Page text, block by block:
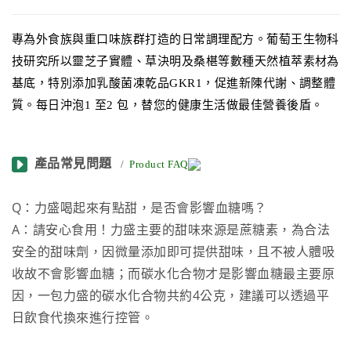
專為外食族與重口味族群打造的日常調理配方。葡萄王生物科
技研究所以靈芝子實體、草決明及桑椹等數種天然植萃素材為
基底，特別添加乳酸菌凍乾品GKR1 ，促進新陳代謝、調整體
質。每日沖泡1 至2包，替您的健康生活做最佳營養後盾。
產品常見問題 / Product FAQ
Q：力盛喝起來有點甜，是否會影響血糖嗎？
A：請安心食用！力盛主要的甜味來源是蔗糖素，為合法
安全的甜味劑，因微量添加即可提供甜味，且不被人體吸
收故不會影響血糖；而碳水化合物才是影響血糖最主要原
因，一包力盛的碳水化合物共約4公克，建議可以透過平
日飲食代換來進行控管。